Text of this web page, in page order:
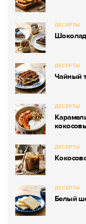
ДЕСЕРТЫ
ДЕСЕРТЫ
Чайный
ДЕСЕРТЫ
ДЕСЕРТЫ
ДЕСЕРТЫ
Белый